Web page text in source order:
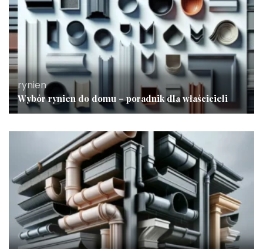
rynien
Wybór rynien do domu – poradnik dla właścicieli